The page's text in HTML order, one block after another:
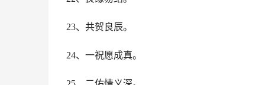
23、共贺良辰。
24、一祝愿成真。